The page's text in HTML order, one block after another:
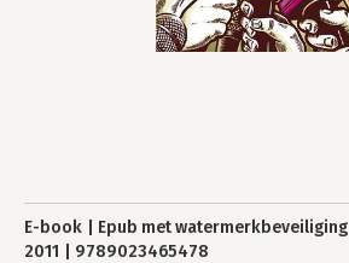
E-book Epub met watermerkbeveiliging
2011
9789023465478